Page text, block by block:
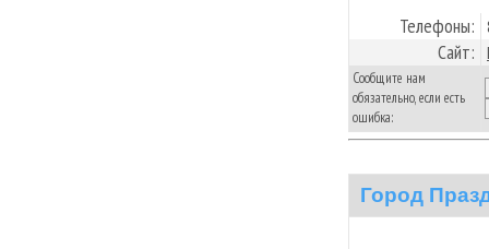
Телефоны:
Сайт:
Сообщите нам
обязательно, если есть
ошибка:
Город